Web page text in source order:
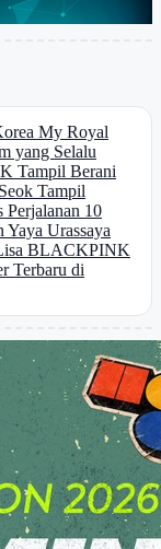
My Royal
yang Selalu
Tampil Berani
Tampil
Perjalanan 10
Yaya Urassaya
BLACKPINK
Terbaru di